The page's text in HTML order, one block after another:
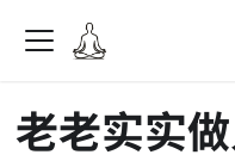
老老实实